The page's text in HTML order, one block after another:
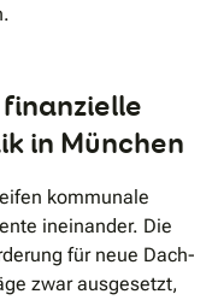
in München
kommunale
ineinander. Die
für neue Dach-
zwar ausgesetzt,